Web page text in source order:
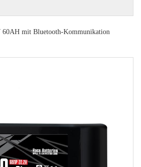
60AH mit Bluetooth-Kommunikation